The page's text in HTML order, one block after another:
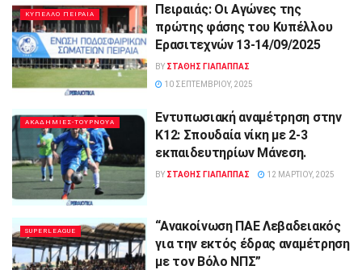
ΚΥΠΕΛΛΟ ΠΕΙΡΑΙΑ
Πειραιάς: Οι Αγώνες της
πρώτης φάσης του Κυπέλλου
Ερασιτεχνών 13-14/09/2025
BY ΣΤΑΘΗΣ ΓΊΑΠΑΠΠΑΣ
10 ΣΕΠΤΕΜΒΡΊΟΥ, 2025
ΑΚΑΔΗΜΙΕΣ-ΤΟΥΡΝΟΥΑ
Εντυπωσιακή αναμέτρηση στην
Κ12: Σπουδαία νίκη με 2-3
εκπαιδευτηρίων Μάνεση.
BY ΣΤΑΘΗΣ ΓΊΑΠΑΠΠΑΣ 12 ΜΑΡΤΊΟΥ, 2025
SUPERLEAGUE
“Ανακοίνωση ΠΑΕ Λεβαδειακός
για την εκτός έδρας αναμέτρηση
με τον Βόλο ΝΠΣ”